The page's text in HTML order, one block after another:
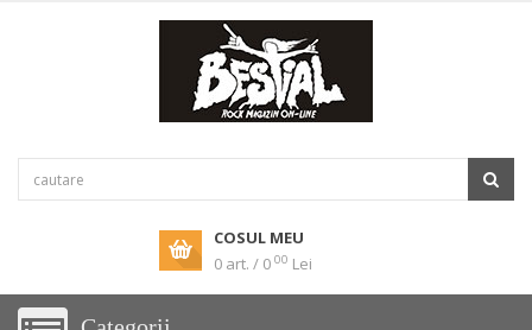
COSUL MEU
0 art. / 0 00 Lei